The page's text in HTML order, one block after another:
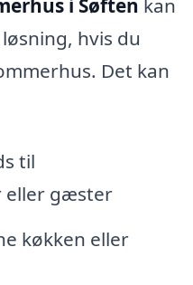
i Søften kan
hvis du
Det kan
til
eller gæster
køkken eller